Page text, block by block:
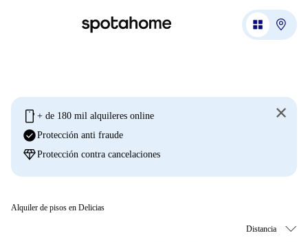
mobile + de 180 mil alquileres online
check_circleProtección anti fraude
diamondProtección contra cancelaciones
Alquiler de pisos en Delicias